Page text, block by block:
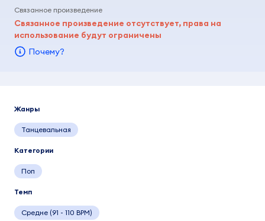
Связанное произведение
Связанное произведение отсутствует, права на
использование будут ограничены
Почему?
Жанры
Танцевальная
Категории
Поп
Темп
Средне (91 - 110 BPM)